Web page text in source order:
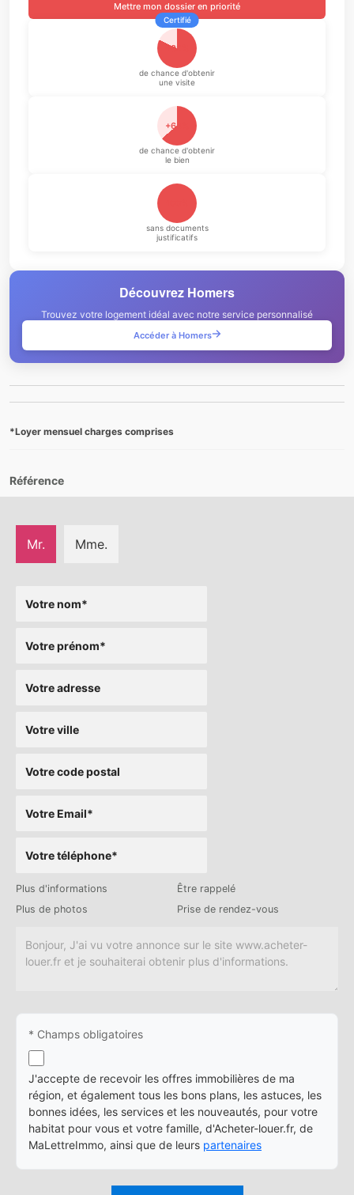
Mettre mon dossier en priorité
Certifié
+82%
de chance d'obtenir
une visite
+64%
de chance d'obtenir
le bien
sans documents
justificatifs
Découvrez Homers
Trouvez votre logement idéal avec notre service personnalisé
Accéder à Homers
*Loyer mensuel charges comprises
Référence
Mr. Mme.
Plus d'informations
Être rappelé
Plus de photos
Prise de rendez-vous
* Champs obligatoires
J'accepte de recevoir les offres immobilières de ma
région, et également tous les bons plans, les astuces, les
bonnes idées, les services et les nouveautés, pour votre
habitat pour vous et votre famille, d'Acheter-louer.fr, de
MaLettreImmo, ainsi que de leurs partenaires